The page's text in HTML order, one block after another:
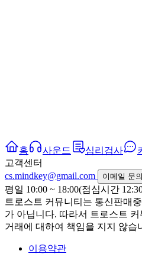
홈 사운드 심리검사
고객센터
cs.mindkey@gmail.com
이메일 문의
평일 10:00 ~ 18:00(점심시간
트로스트 커뮤니티는 통신판매
가 아닙니다. 따라서 트로스트
거래에 대하여 책임을 지지 않습
이용약관